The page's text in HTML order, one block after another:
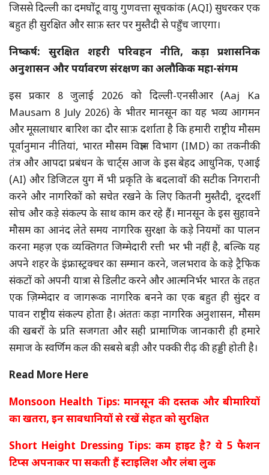
जिससे दिल्ली का दमघोंटू वायु गुणवत्ता सूचकांक (AQI) सुधरकर एक
बहुत ही सुरक्षित और साफ़ स्तर पर मुस्तैदी से पहुँच जाएगा।
निष्कर्ष: सुरक्षित शहरी परिवहन नीति, कड़ा प्रशासनिक
अनुशासन और पर्यावरण संरक्षण का अलौकिक महा-संगम
इस प्रकार 8 जुलाई 2026 को दिल्ली-एनसीआर (Aaj Ka
Mausam 8 July 2026) के भीतर मानसून का यह भव्य आगमन
और मूसलाधार बारिश का दौर साफ़ दर्शाता है कि हमारी राष्ट्रीय मौसम
पूर्वानुमान नीतियां, भारत मौसम विज्ञान विभाग (IMD) का तकनीकी
तंत्र और आपदा प्रबंधन के चार्ट्स आज के इस बेहद आधुनिक, एआई
(AI) और डिजिटल युग में भी प्रकृति के बदलावों की सटीक निगरानी
करने और नागरिकों को सचेत रखने के लिए कितनी मुस्तैदी, दूरदर्शी
सोच और कड़े संकल्प के साथ काम कर रहे हैं। मानसून के इस सुहावने
मौसम का आनंद लेते समय नागरिक सुरक्षा के कड़े नियमों का पालन
करना महज़ एक व्यक्तिगत जिम्मेदारी रत्ती भर भी नहीं है, बल्कि यह
अपने शहर के इंफ्रास्ट्रक्चर का सम्मान करने, जलभराव के कड़े ट्रैफिक
संकटों को अपनी यात्रा से डिलीट करने और आत्मनिर्भर भारत के तहत
एक ज़िम्मेदार व जागरूक नागरिक बनने का एक बहुत ही सुंदर व
पावन राष्ट्रीय संकल्प होता है। अंततः कड़ा नागरिक अनुशासन, मौसम
की खबरों के प्रति सजगता और सही प्रामाणिक जानकारी ही हमारे
समाज के स्वर्णिम कल की सबसे बड़ी और पक्की रीढ़ की हड्डी होती है।
Read More Here
Monsoon Health Tips: मानसून की दस्तक और बीमारियों
का खतरा, इन सावधानियों से रखें सेहत को सुरक्षित
Short Height Dressing Tips: कम हाइट है? ये 5 फैशन
टिप्स अपनाकर पा सकती हैं स्टाइलिश और लंबा लुक